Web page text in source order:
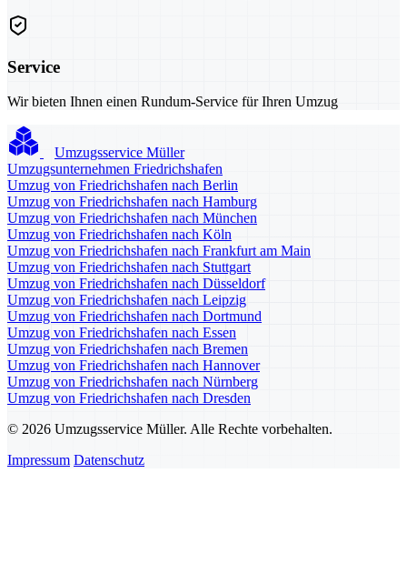
Service
Wir bieten Ihnen einen Rundum-Service für Ihren Umzug
Umzugsservice Müller
Umzugsunternehmen Friedrichshafen
Umzug von Friedrichshafen nach Berlin
Umzug von Friedrichshafen nach Hamburg
Umzug von Friedrichshafen nach München
Umzug von Friedrichshafen nach Köln
Umzug von Friedrichshafen nach Frankfurt am Main
Umzug von Friedrichshafen nach Stuttgart
Umzug von Friedrichshafen nach Düsseldorf
Umzug von Friedrichshafen nach Leipzig
Umzug von Friedrichshafen nach Dortmund
Umzug von Friedrichshafen nach Essen
Umzug von Friedrichshafen nach Bremen
Umzug von Friedrichshafen nach Hannover
Umzug von Friedrichshafen nach Nürnberg
Umzug von Friedrichshafen nach Dresden
© 2026 Umzugsservice Müller. Alle Rechte vorbehalten.
Impressum Datenschutz